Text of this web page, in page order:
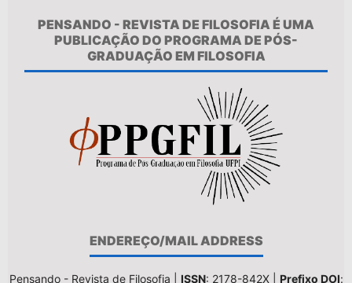
PENSANDO - REVISTA DE FILOSOFIA É UMA
PUBLICAÇÃO DO PROGRAMA DE PÓS-
GRADUAÇÃO EM FILOSOFIA
ENDEREÇO/MAIL ADDRESS
Pensando - Revista de Filosofia | ISSN: 2178-842X | Prefixo DOI: